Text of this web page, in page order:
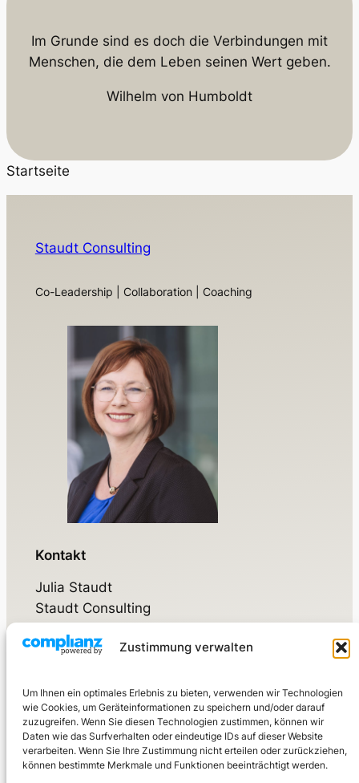
Zustimmung verwalten
Um Ihnen ein optimales Erlebnis zu bieten, verwenden wir Technologien
wie Cookies, um Geräteinformationen zu speichern und/oder darauf
zuzugreifen. Wenn Sie diesen Technologien zustimmen, können wir
Daten wie das Surfverhalten oder eindeutige IDs auf dieser Website
verarbeiten. Wenn Sie Ihre Zustimmung nicht erteilen oder zurückziehen,
können bestimmte Merkmale und Funktionen beeinträchtigt werden.
Im Grunde sind es doch die Verbindungen mit
Menschen, die dem Leben seinen Wert geben.
Wilhelm von Humboldt
Startseite
Staudt Consulting
Co-Leadership | Collaboration | Coaching
Kontakt
Julia Staudt
Staudt Consulting
Mobil: +49 160 976 3210 7
kontakt@staudtconsulting.de
LinkedIn